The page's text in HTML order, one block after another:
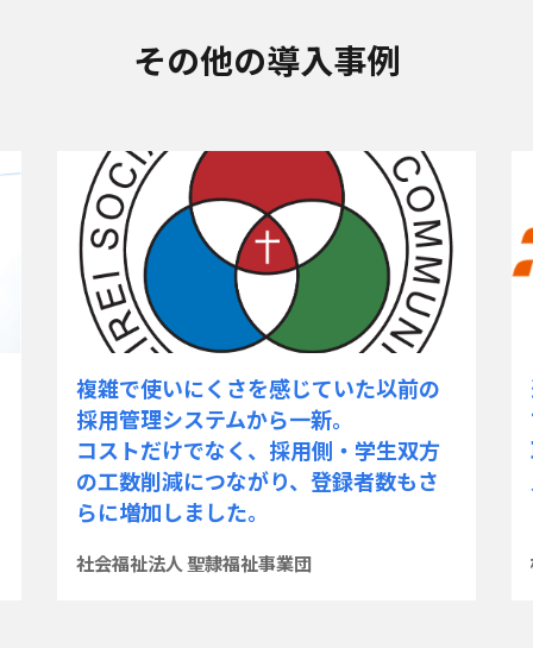
その他の導入事例
ていた以前の
側・学生双方
登録者数もさ
選考に参加している学生の情
で管理できると同時に、手軽
取りあえる手段が整ったこと
人的ミスを大幅に削減できま
株式会社ヒガシホールディングス